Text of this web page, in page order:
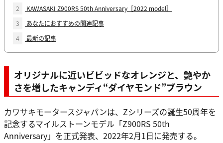
2
KAWASAKI Z900RS 50th Anniversary［2022 model］
3
あなたにおすすめの関連記事
4
最新の記事
オリジナルに近いビビッドなオレンジと、艶やか
さを増したキャンディ“ダイヤモンド”ブラウン
カワサキモータースジャパンは、Zシリーズの誕生50周年を
記念するマイルストーンモデル「Z900RS 50th
Anniversary」を正式発表、2022年2月1日に発売する。